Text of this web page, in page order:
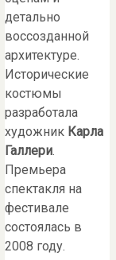
детально
воссозданной
архитектуре.
Исторические
костюмы
разработала
художник Карла
Галлери.
Премьера
спектакля на
фестивале
состоялась в
2008 году.